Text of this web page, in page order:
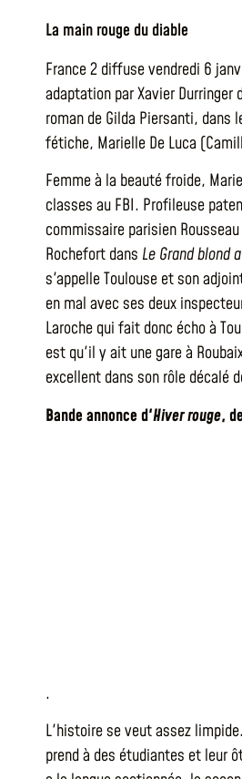
La main rouge du diable
France 2 diffuse vendredi 6
adaptation par Xavier Durringer
roman de Gilda Piersanti, dans
fétiche, Marielle De Luca
Femme à la beauté froide,
classes au FBI. Profileuse
commissaire parisien
Rochefort dans Le Grand blond
s'appelle Toulouse et son
en mal avec ses deux
Laroche qui fait donc écho à
est qu'il y ait une gare à
excellent dans son rôle décalé
Bande annonce d'Hiver rouge,
.
L'histoire se veut assez
prend à des étudiantes et leur